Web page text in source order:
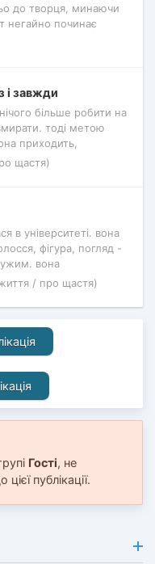
до творця, минаючи
негайно починає
і завжди
більше робити на
тоді метою
приходить,
щастя)
в університеті. вона
фігура, погляд -
вона
/ про щастя)
Гості, не
публікації.